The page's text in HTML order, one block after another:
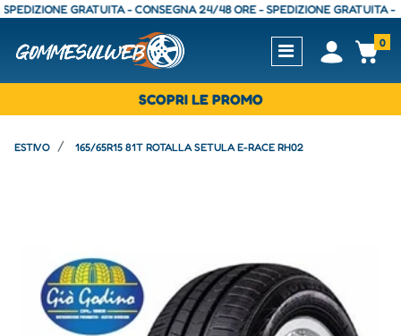
GRATUITA - CONSEGNA 24/48 ORE - SPEDIZIONE GRATUITA -
Open0
SCOPRI LE PROMO
ESTIVO 165/65R15 81T ROTALLA SETULA E-RACE RH02